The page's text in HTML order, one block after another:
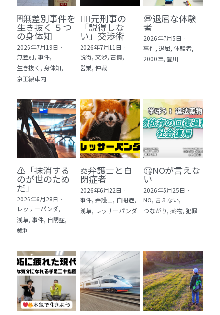
2 発達障害・精神疾患・ケア 29冊
3 身体知・非言語・情動 13冊
4 創作・芸術・神秘 30冊
5 教育・マネジメント・学修 20冊
6 セールス・マーケティング・ビジネスモデ
ル 21冊
7 ライフスタイル・防災・科学技術 12冊
8 アジア・歴史・未来予測 11冊
🎬Dramas(おすすめの小説・漫画・ドラマ・
映画)
日本語
日本語
🃏無差別事件を
生き抜く ５つ
の身体知
2026年7月19日 ·
無差別, 事件,
生き抜く, 身体知,
京王線車内
🙅‍♂️元刑事の
「説得しな
い」交渉術
2026年7月11日 ·
説得, 交渉, 苦情,
営業, 仲裁
💭退屈な体験
者
2026年7月5日 ·
事件, 退屈, 体験者,
2000年, 豊川
⚠️「抹消する
のが世のため
だ」​
2026年6月28日 ·
レッサーパンダ,
浅草, 事件, 自閉症,
裁判
⚖️弁護士と自
閉症者
2026年6月22日 ·
事件, 弁護士, 自閉症,
浅草, レッサーパンダ
🤐NOが言えな
い
2026年5月25日 ·
NO, 言えない,
つながり, 薬物, 犯罪